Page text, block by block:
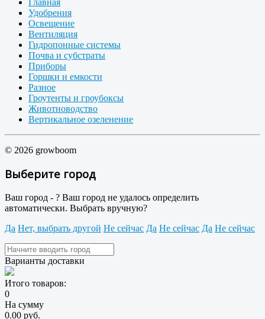
Удобрения
Освещение
Вентиляция
Гидропонные системы
Почва и субстраты
Приборы
Горшки и емкости
Разное
Гроутенты и гроубоксы
Животноводство
Вертикальное озеленение
© 2026 growboom
Выберите город
Ваш город - ? Ваш город не удалось определить
автоматически. Выбрать вручную?
Да Нет, выбрать другой Не сейчас Да Не сейчас Да Не сейчас
Варианты доставки
Итого товаров:
0
На сумму
0.00 руб.